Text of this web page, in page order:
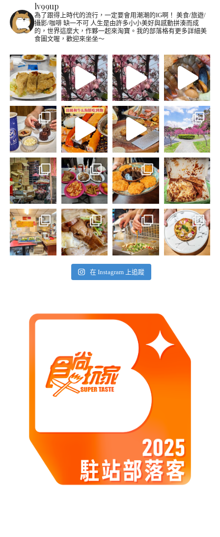
lv99up
為了跟得上時代的流行，一定要會用潮潮的IG啊！ 美食/旅遊/
攝影/咖啡 缺一不可 人生是由許多小小美好與感動拼湊而成
的，世界這麼大，作夥一起來淘寶。我的部落格有更多詳細美
食圖文喔，歡迎來坐坐～
在 Instagram 上追蹤